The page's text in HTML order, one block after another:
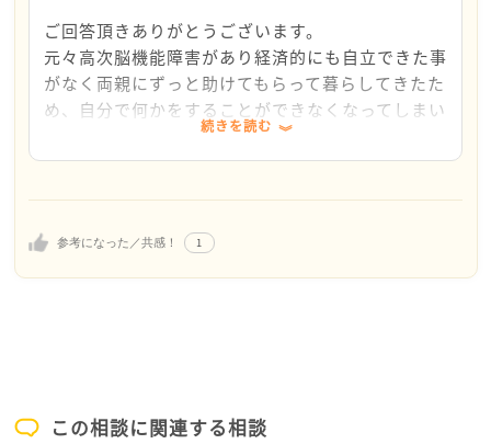
何か、ご両親に許可を貰わなければならないご事情が
あるのでしょうか？
30代とのことで、保護者の同意が必要なご年齢でもあ
りませんので、なつさんの意志で治療を受けたいと病
院にお申し出ください。
経内科がある、ある程度大きな病院だと思いますの
参考になった／共感！ 1
ご回答頂きありがとうございます。
元々高次脳機能障害があり経済的にも自立できた事
がなく両親にずっと助けてもらって暮らしてきたた
め、自分で何かをすることができなくなってしまい
病院のソーシャルワーカーさんには手術に関しては
談してみようと思います。
続きを読む
この相談に関連する相談